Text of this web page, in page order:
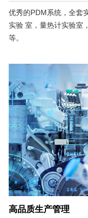
优秀的PDM系统，全套
实验 室，量热计实验室
等。
高品质生产管理